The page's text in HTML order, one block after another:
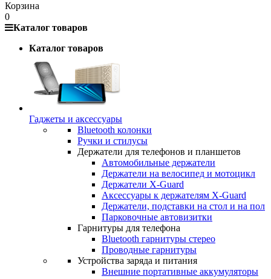
Корзина
0
Каталог товаров
Каталог товаров
Гаджеты и аксессуары
Bluetooth колонки
Ручки и стилусы
Держатели для телефонов и планшетов
Автомобильные держатели
Держатели на велосипед и мотоцикл
Держатели X-Guard
Аксессуары к держателям X-Guard
Держатели, подставки на стол и на пол
Парковочные автовизитки
Гарнитуры для телефона
Bluetooth гарнитуры стерео
Проводные гарнитуры
Устройства заряда и питания
Внешние портативные аккумуляторы